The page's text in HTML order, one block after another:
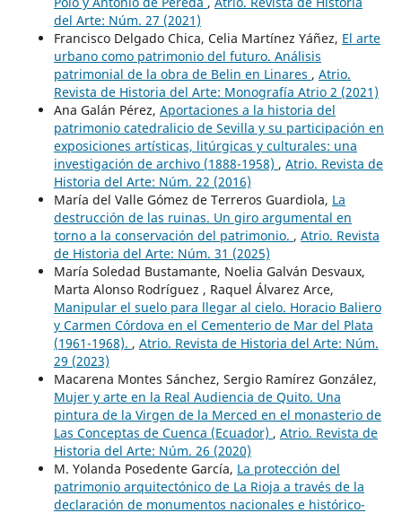
del Arte: Núm. 27 (2021)
Francisco Delgado Chica, Celia Martínez Yáñez, El arte
urbano como patrimonio del futuro. Análisis
patrimonial de la obra de Belin en Linares , Atrio.
Revista de Historia del Arte: Monografía Atrio 2 (2021)
Ana Galán Pérez, Aportaciones a la historia del
patrimonio catedralicio de Sevilla y su participación en
exposiciones artísticas, litúrgicas y culturales: una
investigación de archivo (1888-1958) , Atrio. Revista de
Historia del Arte: Núm. 22 (2016)
María del Valle Gómez de Terreros Guardiola, La
destrucción de las ruinas. Un giro argumental en
torno a la conservación del patrimonio. , Atrio. Revista
de Historia del Arte: Núm. 31 (2025)
María Soledad Bustamante, Noelia Galván Desvaux,
Marta Alonso Rodríguez , Raquel Álvarez Arce,
Manipular el suelo para llegar al cielo. Horacio Baliero
y Carmen Córdova en el Cementerio de Mar del Plata
(1961-1968). , Atrio. Revista de Historia del Arte: Núm.
29 (2023)
Macarena Montes Sánchez, Sergio Ramírez González,
Mujer y arte en la Real Audiencia de Quito. Una
pintura de la Virgen de la Merced en el monasterio de
Las Conceptas de Cuenca (Ecuador) , Atrio. Revista de
Historia del Arte: Núm. 26 (2020)
M. Yolanda Posedente García, La protección del
patrimonio arquitectónico de La Rioja a través de la
declaración de monumentos nacionales e histórico-